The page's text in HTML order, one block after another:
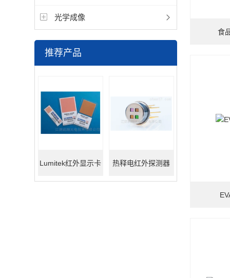
光学成像
推荐产品
Lumitek红外显示卡 热释电红外探测器
食